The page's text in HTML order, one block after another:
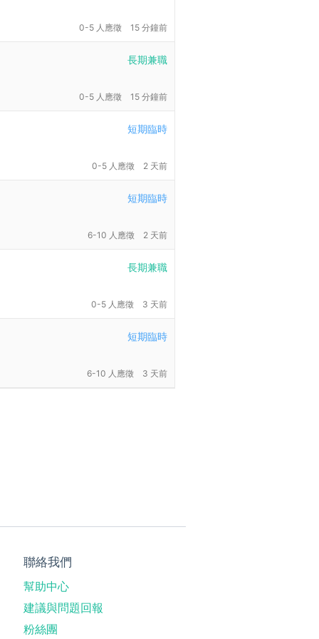
0-5 人應徵 15 分鐘前
長期兼職
0-5 人應徵 15 分鐘前
短期臨時
0-5 人應徵 2 天前
短期臨時
6-10 人應徵 2 天前
長期兼職
0-5 人應徵 3 天前
短期臨時
6-10 人應徵 3 天前
聯絡我們
幫助中心
建議與問題回報
粉絲團